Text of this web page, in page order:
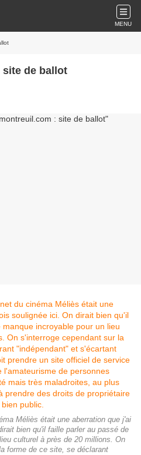
MENU
de ballot
Méliès était une aberration que j'ai
bien qu'il faille parler au passé de
culturel à près de 20 millions. On
forme de ce site, se déclarant